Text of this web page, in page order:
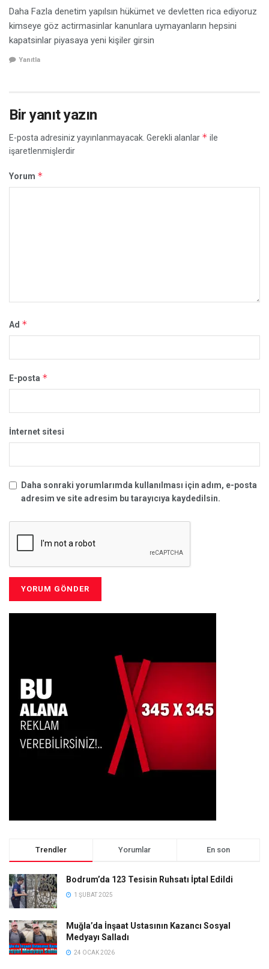
Daha Fazla denetim yapılsın hükümet ve devletten rica ediyoruz
kimseye göz actirmasinlar kanunlara uymayanların hepsini
kapatsinlar piyasaya yeni kişiler girsin
Yanıtla
Bir yanıt yazın
E-posta adresiniz yayınlanmayacak. Gerekli alanlar * ile
işaretlenmişlerdir
Yorum *
Ad *
E-posta *
İnternet sitesi
Daha sonraki yorumlarımda kullanılması için adım, e-posta
adresim ve site adresim bu tarayıcıya kaydedilsin.
Trendler Yorumlar En son
Bodrum’da 123 Tesisin Ruhsatı İptal Edildi
1 ŞUBAT 2025
Muğla’da İnşaat Ustasının Kazancı Sosyal
Medyayı Salladı
24 OCAK 2026